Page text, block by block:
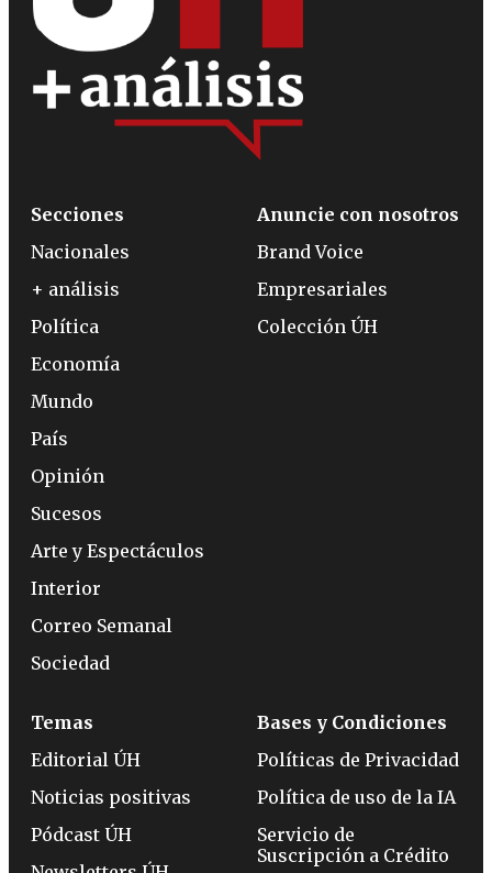
Secciones
Nacionales
+ análisis
Política
Economía
Mundo
País
Opinión
Sucesos
Arte y Espectáculos
Interior
Correo Semanal
Sociedad
Anuncie con nosotros
Brand Voice
Empresariales
Colección ÚH
Temas
Editorial ÚH
Noticias positivas
Pódcast ÚH
Bases y Condiciones
Políticas de Privacidad
Política de uso de la IA
Servicio de
Suscripción a Crédito